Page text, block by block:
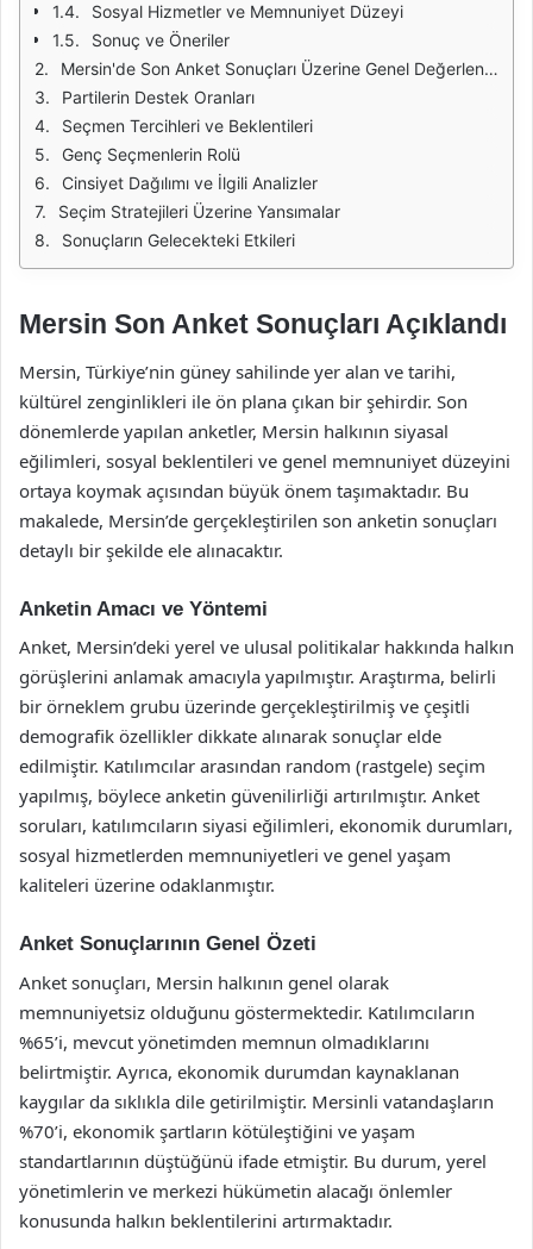
Sosyal Hizmetler ve Memnuniyet Düzeyi
Sonuç ve Öneriler
Mersin'de Son Anket Sonuçları Üzerine Genel Değerlendirme
Partilerin Destek Oranları
Seçmen Tercihleri ve Beklentileri
Genç Seçmenlerin Rolü
Cinsiyet Dağılımı ve İlgili Analizler
Seçim Stratejileri Üzerine Yansımalar
Sonuçların Gelecekteki Etkileri
Mersin Son Anket Sonuçları Açıklandı
Mersin, Türkiye’nin güney sahilinde yer alan ve tarihi,
kültürel zenginlikleri ile ön plana çıkan bir şehirdir. Son
dönemlerde yapılan anketler, Mersin halkının siyasal
eğilimleri, sosyal beklentileri ve genel memnuniyet düzeyini
ortaya koymak açısından büyük önem taşımaktadır. Bu
makalede, Mersin’de gerçekleştirilen son anketin sonuçları
detaylı bir şekilde ele alınacaktır.
Anketin Amacı ve Yöntemi
Anket, Mersin’deki yerel ve ulusal politikalar hakkında halkın
görüşlerini anlamak amacıyla yapılmıştır. Araştırma, belirli
bir örneklem grubu üzerinde gerçekleştirilmiş ve çeşitli
demografik özellikler dikkate alınarak sonuçlar elde
edilmiştir. Katılımcılar arasından random (rastgele) seçim
yapılmış, böylece anketin güvenilirliği artırılmıştır. Anket
soruları, katılımcıların siyasi eğilimleri, ekonomik durumları,
sosyal hizmetlerden memnuniyetleri ve genel yaşam
kaliteleri üzerine odaklanmıştır.
Anket Sonuçlarının Genel Özeti
Anket sonuçları, Mersin halkının genel olarak
memnuniyetsiz olduğunu göstermektedir. Katılımcıların
%65’i, mevcut yönetimden memnun olmadıklarını
belirtmiştir. Ayrıca, ekonomik durumdan kaynaklanan
kaygılar da sıklıkla dile getirilmiştir. Mersinli vatandaşların
%70’i, ekonomik şartların kötüleştiğini ve yaşam
standartlarının düştüğünü ifade etmiştir. Bu durum, yerel
yönetimlerin ve merkezi hükümetin alacağı önlemler
konusunda halkın beklentilerini artırmaktadır.